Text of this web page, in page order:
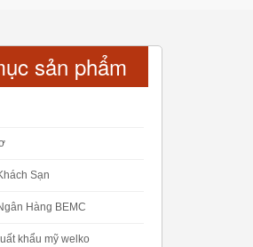
sản phẩm
Sạn
Hàng BEMC
khẩu mỹ welko